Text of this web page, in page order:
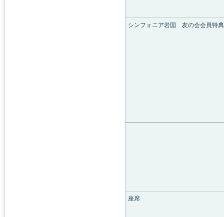
シンフォニア岩国 友の会会員特典
座席